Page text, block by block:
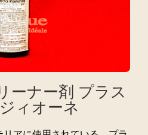
ーナー剤 プラス
ィオーネ